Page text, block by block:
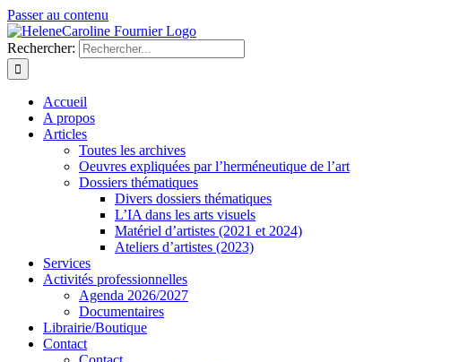
Passer au contenu
Rechercher:
Accueil
A propos
Articles
Toutes les archives
Oeuvres expliquées par l’herméneutique de l’art
Dossiers thématiques
Divers dossiers thématiques
L’IA dans les arts visuels
Matériel d’artistes (2021 et 2024)
Ateliers d’artistes (2023)
Services
Activités professionnelles
Agenda 2026/2027
Documentaires
Librairie/Boutique
Contact